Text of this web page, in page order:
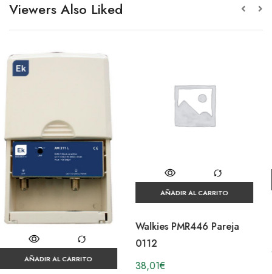
Viewers Also Liked
AÑADIR AL CARRITO
Walkies PMR446 Pareja
0112
38,01€
AÑADIR AL CARRITO
OD60-10 Pack 10 und